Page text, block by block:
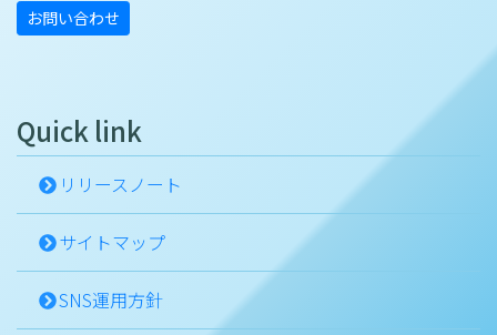
お問い合わせ
Quick link
リリースノート
サイトマップ
SNS運用方針